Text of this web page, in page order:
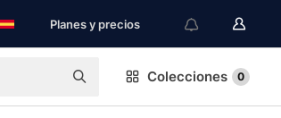
Planes y precios
Colecciones 0